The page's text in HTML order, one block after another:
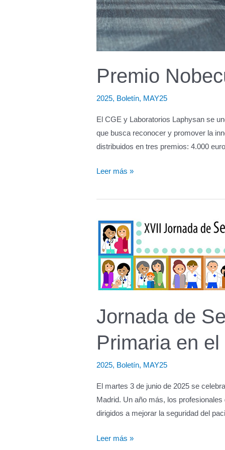
Premio
2025, Boletín, MAY25
El CGE y Laboratorios Laphysan se
que busca reconocer y promover la
distribuidos en tres premios: 4.000
Premio
Leer más »
Jornada de
Primaria en
2025, Boletín, MAY25
El martes 3 de junio de 2025 se
Madrid. Un año más, los
dirigidos a mejorar la seguridad del
Jornada
Leer más »